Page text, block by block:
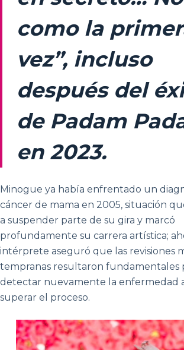
como la
vez”, incluso
después del
de Padam
en 2023.
Minogue ya había enfrentado un
cáncer de mama en 2005, situación
a suspender parte de su gira y marcó
profundamente su carrera artística;
intérprete aseguró que las revisiones
tempranas resultaron fundamentales
detectar nuevamente la enfermedad
superar el proceso.